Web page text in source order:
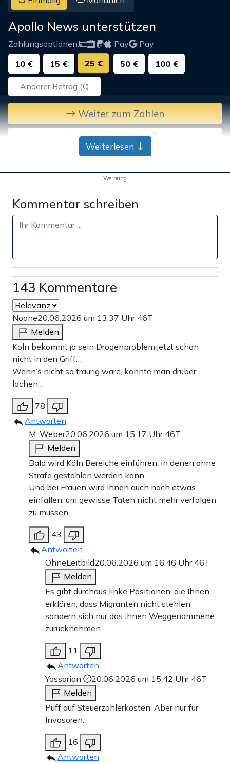
Apollo News unterstützen
Zahlungsoptionen: Pay
Pay
10 €
15 € 25 € 50 € 100 €
Weiter zum Zahlen
Bank-Überweisung
Weiterlesen
Werbung
Kommentar schreiben
143 Kommentare
Noone20.06.2026 um 13:37 Uhr 46T
Melden
Köln bekommt ja sein Drogenproblem jetzt schon
nicht in den Griff…
Wenn’s nicht so traurig wäre, könnte man drüber
lachen…
78
Antworten
M. Weber20.06.2026 um 15:17 Uhr 46T
Melden
Bald wird Köln Bereiche einführen, in denen ohne
Strafe gestohlen werden kann.
Und bei Frauen wird ihnen auch noch etwas
einfallen, um gewisse Taten nicht mehr verfolgen
zu müssen.
43
Antworten
OhneLeitbild20.06.2026 um 16:46 Uhr 46T
Melden
Es gibt durchaus linke Positionen, die Ihnen
erklären, dass Migranten nicht stehlen,
sondern sich nur das ihnen Weggenommene
zurücknehmen.
11
Antworten
Yossarian
20.06.2026 um 15:42 Uhr 46T
Melden
Puff auf Steuerzahlerkosten. Aber nur für
Invasoren.
16
Antworten